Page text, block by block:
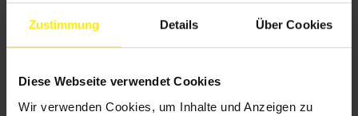
Zustimmung Details Über Cookies
Diese Webseite verwendet Cookies
Wir verwenden Cookies, um Inhalte und Anzeigen zu
Kindersicherheit Einbruchschutz